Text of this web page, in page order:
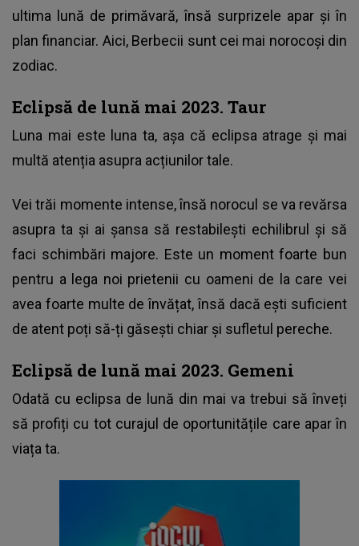
ultima lună de primăvară, însă surprizele apar și în
plan financiar. Aici, Berbecii sunt cei mai norocoși din
zodiac.
Eclipsă de lună mai 2023. Taur
Luna mai este luna ta, așa că eclipsa atrage și mai
multă atenția asupra acțiunilor tale.
Vei trăi momente intense, însă norocul se va revărsa
asupra ta și ai șansa să restabilești echilibrul și să
faci schimbări majore. Este un moment foarte bun
pentru a lega noi prietenii cu oameni de la care vei
avea foarte multe de învățat, însă dacă ești suficient
de atent poți să-ți găsești chiar și sufletul pereche.
Eclipsă de lună mai 2023. Gemeni
Odată cu eclipsa de lună din mai va trebui să înveți
să profiți cu tot curajul de oportunitățile care apar în
viața ta.